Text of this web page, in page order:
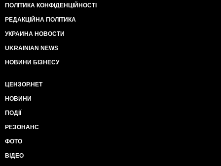
ПОЛІТИКА КОНФІДЕНЦІЙНОСТІ
РЕДАКЦІЙНА ПОЛІТИКА
УКРАИНА НОВОСТИ
UKRAINIAN NEWS
НОВИНИ БІЗНЕСУ
ЦЕНЗОР.НЕТ
НОВИНИ
ПОДІЇ
РЕЗОНАНС
ФОТО
ВІДЕО